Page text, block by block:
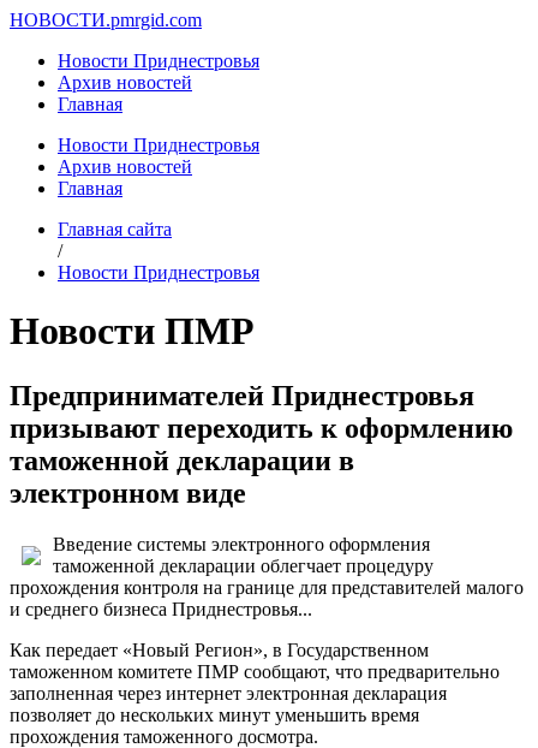
НОВОСТИ.pmrgid.com
Новости Приднестровья
Архив новостей
Главная
Новости Приднестровья
Архив новостей
Главная
Главная сайта
/
Новости Приднестровья
Новости ПМР
Предпринимателей Приднестровья
призывают переходить к оформлению
таможенной декларации в
электронном виде
Введение системы электронного оформления
таможенной декларации облегчает процедуру
прохождения контроля на границе для представителей малого
и среднего бизнеса Приднестровья...
Как передает «Новый Регион», в Государственном
таможенном комитете ПМР сообщают, что предварительно
заполненная через интернет электронная декларация
позволяет до нескольких минут уменьшить время
прохождения таможенного досмотра.